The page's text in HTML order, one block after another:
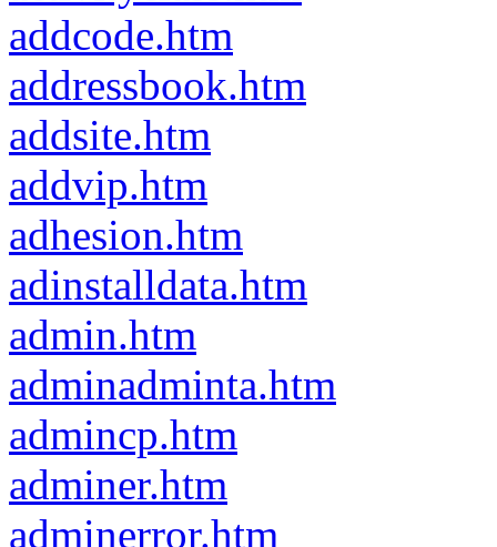
addcode.htm
addressbook.htm
addsite.htm
addvip.htm
adhesion.htm
adinstalldata.htm
admin.htm
adminadminta.htm
admincp.htm
adminer.htm
adminerror.htm